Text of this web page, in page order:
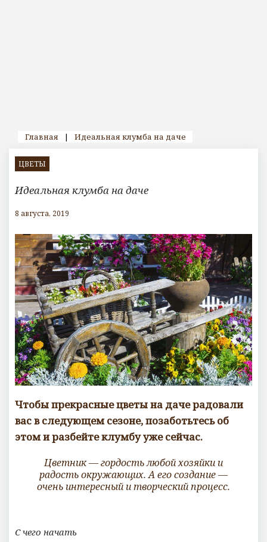
Главная | Идеальная клумба на даче
ЦВЕТЫ
Идеальная клумба на даче
8 августа, 2019
Чтобы прекрасные цветы на даче радовали
вас в следующем сезоне, позаботьтесь об
этом и разбейте клумбу уже сейчас.
Цветник — гордость любой хозяйки и
радость окружающих. А его создание —
очень интересный и творческий процесс.
С чего начать